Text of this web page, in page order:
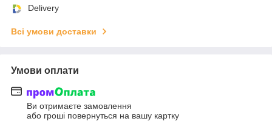
Delivery
Всі умови доставки
Умови оплати
Ви отримаєте замовлення
або гроші повернуться на вашу картку